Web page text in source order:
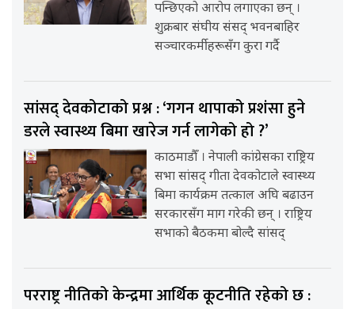
पन्छिएको आरोप लगाएका छन् ।
शुक्रबार संघीय संसद् भवनबाहिर
सञ्चारकर्मीहरूसँग कुरा गर्दै
सांसद् देवकोटाको प्रश्न : ‘गगन थापाको प्रशंसा हुने
डरले स्वास्थ्य बिमा खारेज गर्न लागेको हो ?’
काठमाडौँ । नेपाली कांग्रेसका राष्ट्रिय
सभा सांसद् गीता देवकोटाले स्वास्थ्य
बिमा कार्यक्रम तत्काल अघि बढाउन
सरकारसँग माग गरेकी छन् । राष्ट्रिय
सभाको बैठकमा बोल्दै सांसद्
परराष्ट्र नीतिको केन्द्रमा आर्थिक कूटनीति रहेको छ :